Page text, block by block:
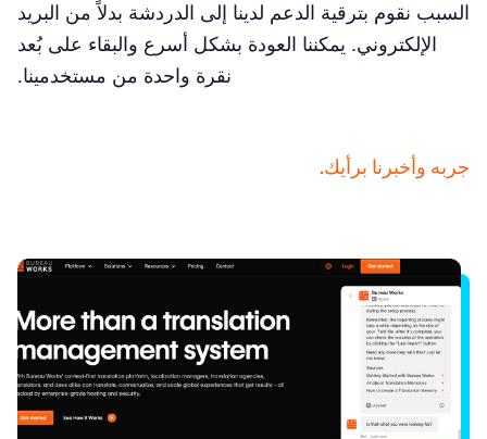
السبب نقوم بترقية الدعم لدينا إلى الدردشة بدلاً من البريد
الإلكتروني. يمكننا العودة بشكل أسرع والبقاء على بُعد
نقرة واحدة من مستخدمينا.
جربه وأخبرنا برأيك.